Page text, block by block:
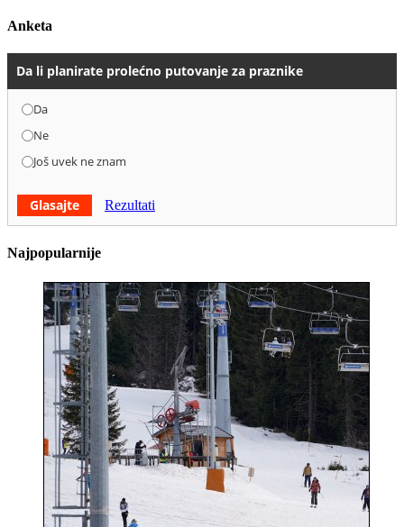
Anketa
Da li planirate prolećno putovanje za praznike
Da
Ne
Još uvek ne znam
Glasajte Rezultati
Najpopularnije